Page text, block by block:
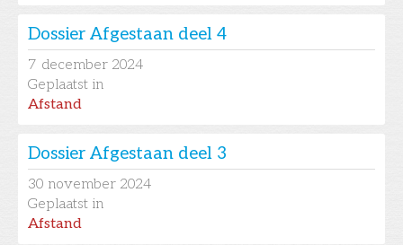
Dossier Afgestaan deel 4
7 december 2024
Geplaatst in
Afstand
Dossier Afgestaan deel 3
30 november 2024
Geplaatst in
Afstand